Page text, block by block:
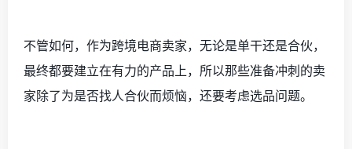
不管如何，作为跨境电商卖家，无论是单干还是合伙，
最终都要建立在有力的产品上，所以那些准备冲刺的卖
家除了为是否找人合伙而烦恼，还要考虑选品问题。